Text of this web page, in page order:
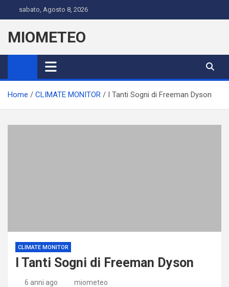
to
content
sabato, Agosto 8, 2026
MIOMETEO
Home CLIMATE MONITOR I Tanti Sogni di Freeman Dyson
CLIMATE MONITOR
I Tanti Sogni di Freeman Dyson
6 anni ago miometeo